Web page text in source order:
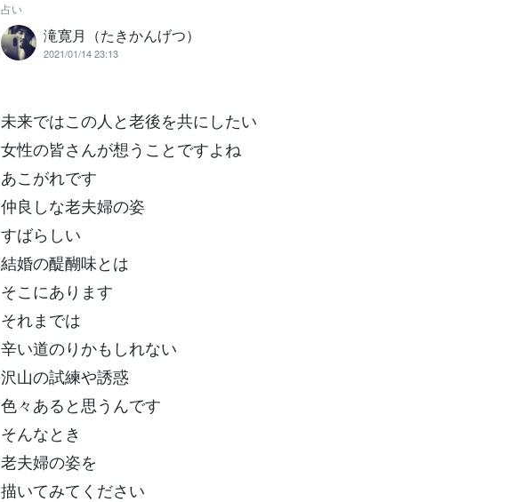
占い
滝寛月（たきかんげつ）
2021/01/14 23:13
未来ではこの人と老後を共にしたい
女性の皆さんが想うことですよね
あこがれです
仲良しな老夫婦の姿
すばらしい
結婚の醍醐味とは
そこにあります
それまでは
辛い道のりかもしれない
沢山の試練や誘惑
色々あると思うんです
そんなとき
老夫婦の姿を
描いてみてください